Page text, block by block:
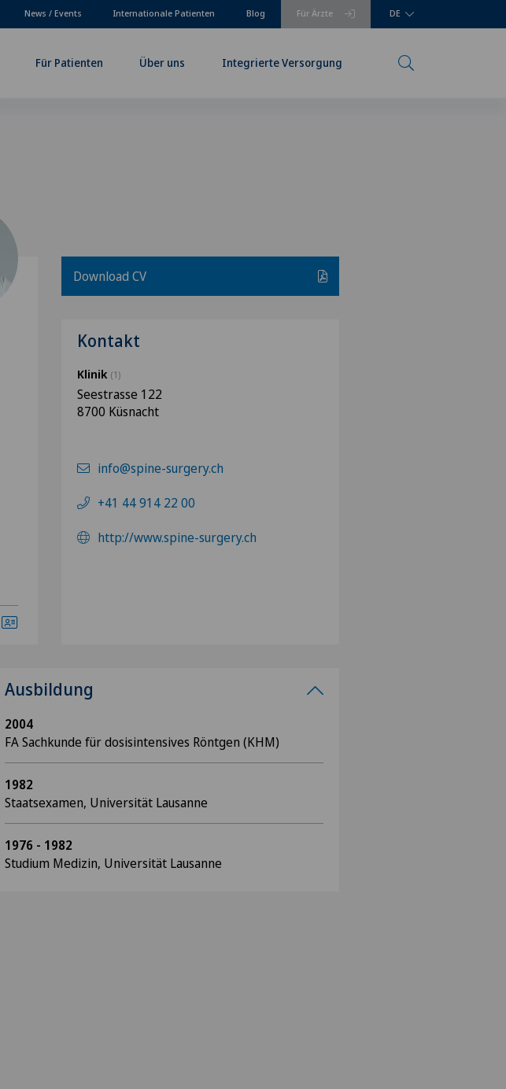
Für Ärzte
News / Events Internationale Patienten Blog DE
Für Patienten Über uns Integrierte Versorgung
Download CV
Kontakt
Klinik (1)
Seestrasse 122
8700 Küsnacht
info@spine-surgery.ch
+41 44 914 22 00
http://www.spine-surgery.ch
Ausbildung
2004
FA Sachkunde für dosisintensives Röntgen (KHM)
1982
Staatsexamen, Universität Lausanne
1976 - 1982
Studium Medizin, Universität Lausanne